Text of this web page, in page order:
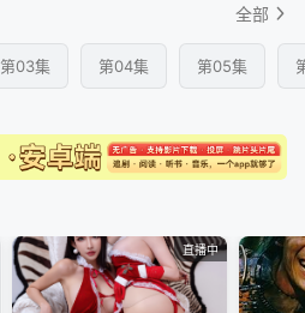
全部
第03集 第04集 第05集
直播中